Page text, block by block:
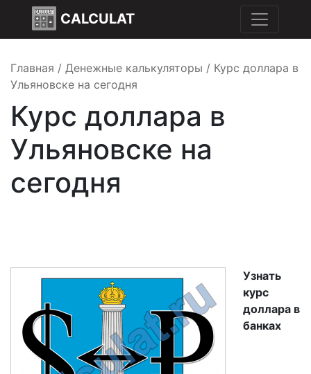
CALCULAT
Главная / Денежные калькуляторы / Курс доллара в
Ульяновске на сегодня
Курс доллара в
Ульяновске на
сегодня
Узнать
курс
доллара в
банках